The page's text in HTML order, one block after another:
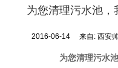
为您清理污水池，
2016-06-14 来自: 西安
为您清理污水